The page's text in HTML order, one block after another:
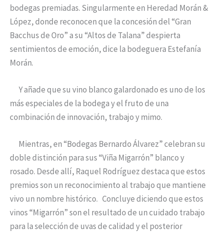
bodegas premiadas. Singularmente en Heredad Morán &
López, donde reconocen que la concesión del “Gran
Bacchus de Oro” a su “Altos de Talana” despierta
sentimientos de emoción, dice la bodeguera Estefanía
Morán.
Y añade que su vino blanco galardonado es uno de los
más especiales de la bodega y el fruto de una
combinación de innovación, trabajo y mimo.
Mientras, en “Bodegas Bernardo Álvarez” celebran su
doble distinción para sus “Viña Migarrón” blanco y
rosado. Desde allí, Raquel Rodríguez destaca que estos
premios son un reconocimiento al trabajo que mantiene
vivo un nombre histórico. Concluye diciendo que estos
vinos “Migarrón” son el resultado de un cuidado trabajo
para la selección de uvas de calidad y el posterior